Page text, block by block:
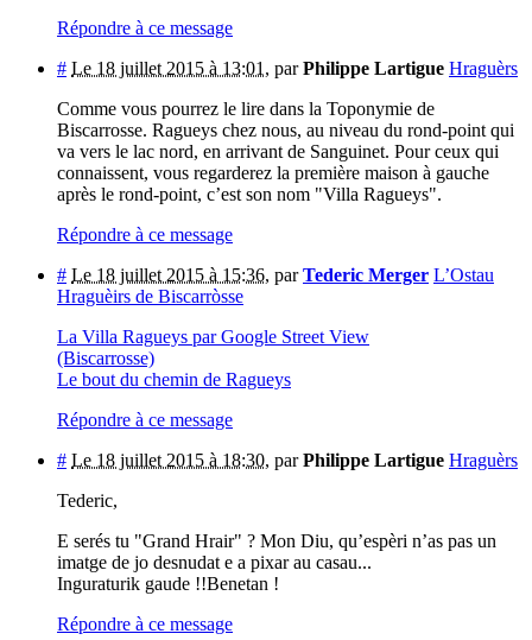
Répondre à ce message
# Le 18 juillet 2015 à 13:01 , parPhilippe Lartigue Hraguèrs
Comme vous pourrez le lire dans la Toponymie de
Biscarrosse. Ragueys chez nous, au niveau du rond-point qui
va vers le lac nord, en arrivant de Sanguinet. Pour ceux qui
connaissent, vous regarderez la première maison à gauche
après le rond-point, c’est son nom "Villa Ragueys".
Répondre à ce message
# Le 18 juillet 2015 à 15:36, parTederic Merger L’Ostau
Hraguèirs de Biscarròsse
La Villa Ragueys par Google Street View
(Biscarrosse)
Le bout du chemin de Ragueys
Répondre à ce message
# Le 18 juillet 2015 à 18:30, parPhilippe Lartigue Hraguèrs
Tederic,
E serés tu "Grand Hrair" ? Mon Diu, qu’espèri n’as pas un
imatge de jo desnudat e a pixar au casau...
Inguraturik gaude !!Benetan !
Répondre à ce message